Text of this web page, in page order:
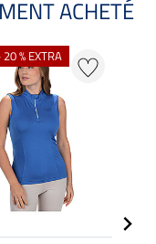
ACHETÉ
20 % EXTRA